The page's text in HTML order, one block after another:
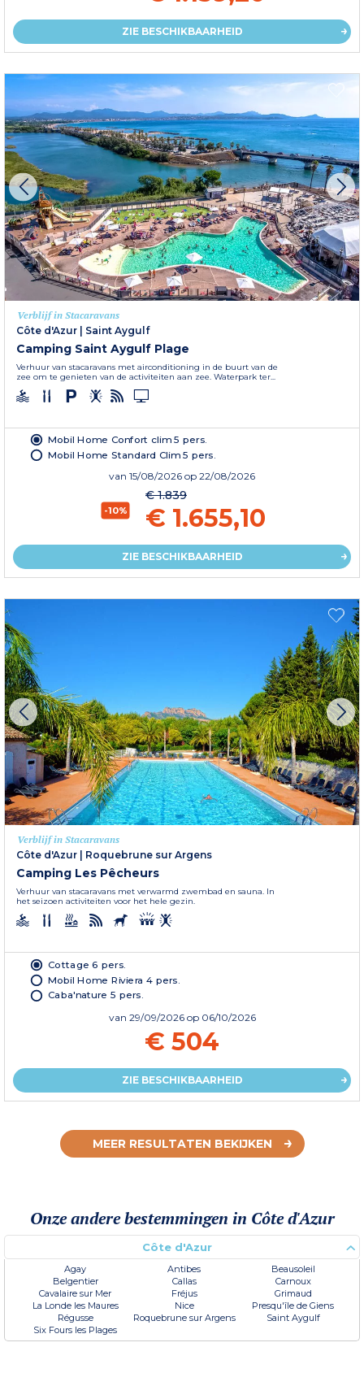
ZIE BESCHIKBAARHEID
Verblijf in Stacaravans
Côte d'Azur | Saint Aygulf
Camping Saint Aygulf Plage
Verhuur van stacaravans met airconditioning in de buurt van de
zee om te genieten van de activiteiten aan zee. Waterpark ter...
Mobil Home Confort clim 5 pers.
Mobil Home Standard Clim 5 pers.
van 15/08/2026 op 22/08/2026
-10%
€ 1.839
€ 1.655,10
ZIE BESCHIKBAARHEID
Verblijf in Stacaravans
Côte d'Azur | Roquebrune sur Argens
Camping Les Pêcheurs
Verhuur van stacaravans met verwarmd zwembad en sauna. In
het seizoen activiteiten voor het hele gezin.
Cottage 6 pers.
Mobil Home Riviera 4 pers.
Caba'nature 5 pers.
van 29/09/2026 op 06/10/2026
€ 504
ZIE BESCHIKBAARHEID
MEER RESULTATEN BEKIJKEN
Onze andere bestemmingen in Côte d'Azur
Côte d'Azur
Agay Antibes
Beausoleil
Belgentier
Callas
Carnoux
Cavalaire sur Mer
Fréjus
Grimaud
La Londe les Maures
Nice
Presqu'île de Giens
Régusse
Roquebrune sur Argens
Saint Aygulf
Six Fours les Plages